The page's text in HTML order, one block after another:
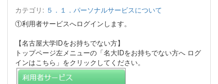
カテゴリ: ５．１．パーソナルサービスについて
①利用者サービスへログインします。
【名古屋大学IDをお持ちでない方】
トップページ左メニューの「名大IDをお持ちでない方へ ログ
インはこちら」をクリックしてください。